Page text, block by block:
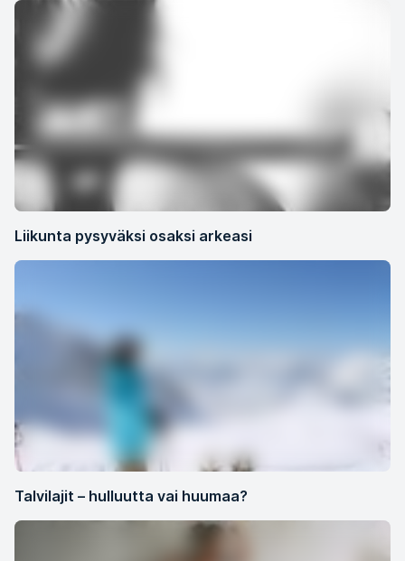
Liikunta pysyväksi osaksi arkeasi
Talvilajit – hulluutta vai huumaa?